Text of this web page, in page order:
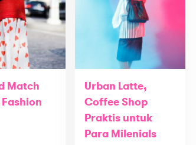
Match
Urban Latte,
Coffee Shop
Praktis untuk
Para Milenials